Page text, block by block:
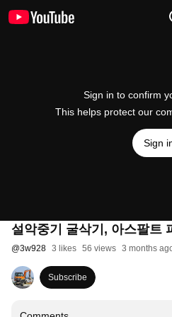
Sign in to confirm
This helps protect our
Sign
설악중기 굴삭기, 아스팔트
@3w928 3 likes 56 views 3 months
Subscribe